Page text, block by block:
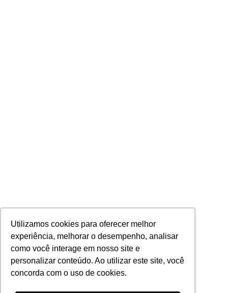
Utilizamos cookies para oferecer melhor
experiência, melhorar o desempenho, analisar
como você interage em nosso site e
personalizar conteúdo. Ao utilizar este site, você
concorda com o uso de cookies.